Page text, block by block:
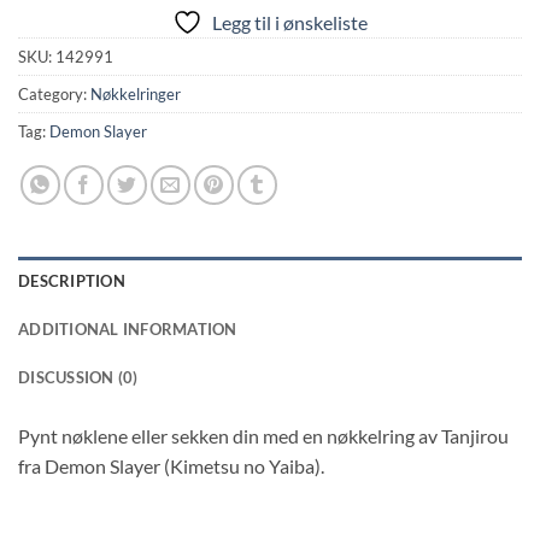
Legg til i ønskeliste
SKU: 142991
Category: Nøkkelringer
Tag: Demon Slayer
DESCRIPTION
ADDITIONAL INFORMATION
DISCUSSION (0)
Pynt nøklene eller sekken din med en nøkkelring av Tanjirou
fra Demon Slayer (Kimetsu no Yaiba).